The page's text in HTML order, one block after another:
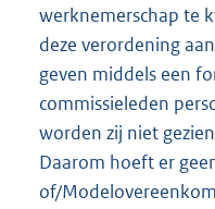
werknemerschap te
deze verordening
geven middels een
commissieleden
worden zij niet
Daarom hoeft er
of/